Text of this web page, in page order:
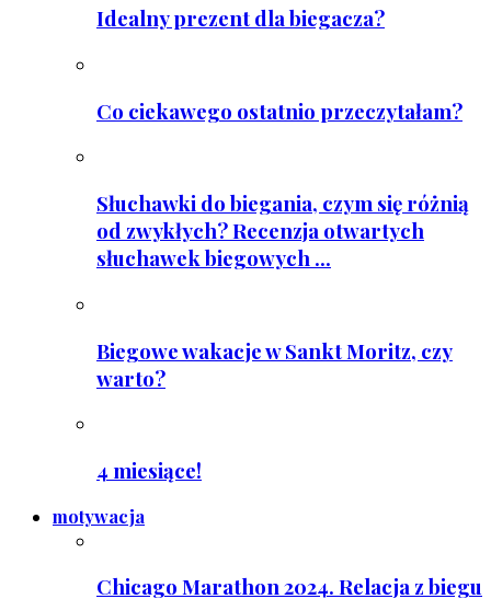
Idealny prezent dla biegacza?
Co ciekawego ostatnio przeczytałam?
Słuchawki do biegania, czym się różnią
od zwykłych? Recenzja otwartych
słuchawek biegowych ...
Biegowe wakacje w Sankt Moritz, czy
warto?
4 miesiące!
motywacja
Chicago Marathon 2024. Relacja z biegu